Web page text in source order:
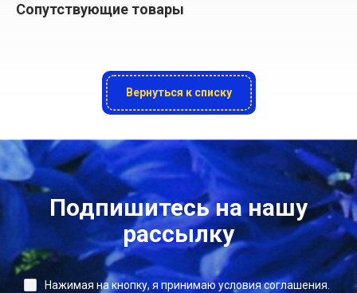
Сопутствующие товары
Вернуться к списку
Подпишитесь на нашу
рассылку
Нажимая на кнопку, я принимаю условия соглашения.